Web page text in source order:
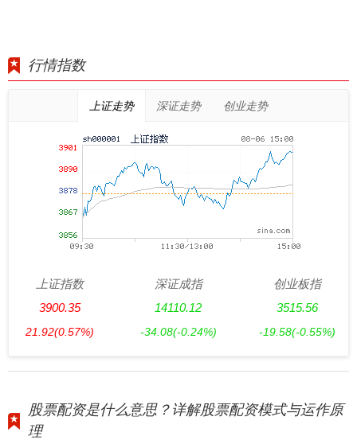
行情指数
上证走势 深证走势 创业走势
上证指数
3900.35
21.92(0.57%)
深证成指
14110.12
-34.08(-0.24%)
创业板指
3515.56
-19.58(-0.55%)
股票配资是什么意思？详解股票配资模式与运作原
理